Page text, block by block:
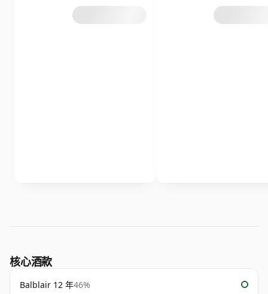
核心酒款
Balblair 12 年46%